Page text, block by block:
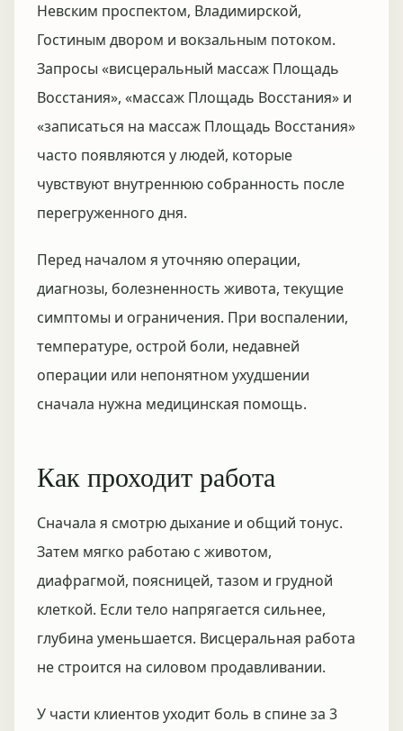
Невским проспектом, Владимирской,
Гостиным двором и вокзальным потоком.
Запросы «висцеральный массаж Площадь
Восстания», «массаж Площадь Восстания» и
«записаться на массаж Площадь Восстания»
часто появляются у людей, которые
чувствуют внутреннюю собранность после
перегруженного дня.
Перед началом я уточняю операции,
диагнозы, болезненность живота, текущие
симптомы и ограничения. При воспалении,
температуре, острой боли, недавней
операции или непонятном ухудшении
сначала нужна медицинская помощь.
Как проходит работа
Сначала я смотрю дыхание и общий тонус.
Затем мягко работаю с животом,
диафрагмой, поясницей, тазом и грудной
клеткой. Если тело напрягается сильнее,
глубина уменьшается. Висцеральная работа
не строится на силовом продавливании.
У части клиентов уходит боль в спине за 3